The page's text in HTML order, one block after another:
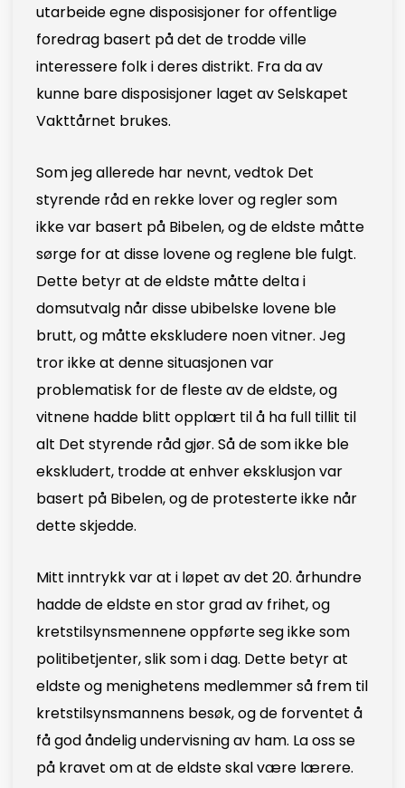
utarbeide egne disposisjoner for offentlige
foredrag basert på det de trodde ville
interessere folk i deres distrikt. Fra da av
kunne bare disposisjoner laget av Selskapet
Vakttårnet brukes.
Som jeg allerede har nevnt, vedtok Det
styrende råd en rekke lover og regler som
ikke var basert på Bibelen, og de eldste måtte
sørge for at disse lovene og reglene ble fulgt.
Dette betyr at de eldste måtte delta i
domsutvalg når disse ubibelske lovene ble
brutt, og måtte ekskludere noen vitner. Jeg
tror ikke at denne situasjonen var
problematisk for de fleste av de eldste, og
vitnene hadde blitt opplært til å ha full tillit til
alt Det styrende råd gjør. Så de som ikke ble
ekskludert, trodde at enhver eksklusjon var
basert på Bibelen, og de protesterte ikke når
dette skjedde.
Mitt inntrykk var at i løpet av det 20. århundre
hadde de eldste en stor grad av frihet, og
kretstilsynsmennene oppførte seg ikke som
politibetjenter, slik som i dag. Dette betyr at
eldste og menighetens medlemmer så frem til
kretstilsynsmannens besøk, og de forventet å
få god åndelig undervisning av ham. La oss se
på kravet om at de eldste skal være lærere.